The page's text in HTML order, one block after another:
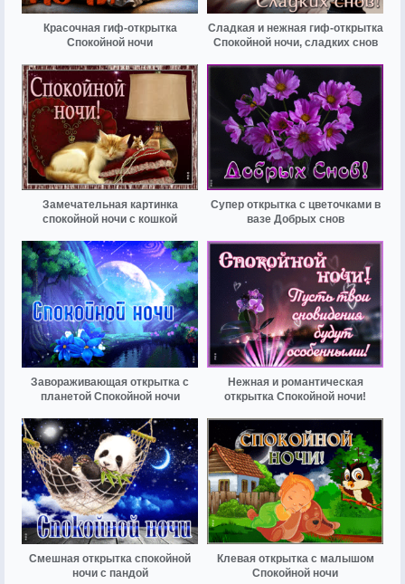
Красочная гиф-открытка
Спокойной ночи
Сладкая и нежная гиф-открытка
Спокойной ночи, сладких снов
Замечательная картинка
спокойной ночи с кошкой
Супер открытка с цветочками в
вазе Добрых снов
Завораживающая открытка с
планетой Спокойной ночи
Нежная и романтическая
открытка Спокойной ночи!
Смешная открытка спокойной
ночи с пандой
Клевая открытка с малышом
Спокойной ночи